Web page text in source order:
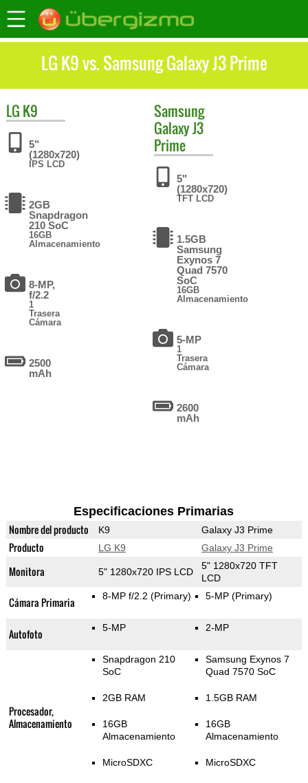
LG K9 vs. Samsung Galaxy J3 Prime
LG K9
5"
(1280x720)
IPS LCD
2GB
Snapdragon
210 SoC
16GB
Almacenamiento
8-MP,
f/2.2
1
Trasera
Cámara
2500
mAh
Samsung
Galaxy J3
Prime
5"
(1280x720)
TFT LCD
1.5GB
Samsung
Exynos 7
Quad 7570
SoC
16GB
Almacenamiento
5-MP
1
Trasera
Cámara
2600
mAh
Especificaciones Primarias
Nombre del producto K9 Galaxy J3 Prime
Producto LG K9 Galaxy J3 Prime
Monitora 5" 1280x720 IPS LCD
5" 1280x720 TFT
LCD
Cámara Primaria 8-MP f/2.2 (Primary) 5-MP (Primary)
Autofoto 5-MP 2-MP
Procesador,
Almacenamiento
Snapdragon 210
SoC
2GB RAM
16GB
Almacenamiento
MicroSDXC
Samsung Exynos 7
Quad 7570 SoC
1.5GB RAM
16GB
Almacenamiento
MicroSDXC